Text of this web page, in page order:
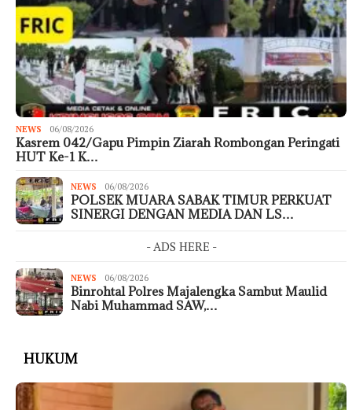
NEWS 06/08/2026
Kasrem 042/Gapu Pimpin Ziarah Rombongan Peringati
HUT Ke-1 K…
NEWS 06/08/2026
POLSEK MUARA SABAK TIMUR PERKUAT
SINERGI DENGAN MEDIA DAN LS…
- ADS HERE -
NEWS 06/08/2026
Binrohtal Polres Majalengka Sambut Maulid
Nabi Muhammad SAW,…
HUKUM